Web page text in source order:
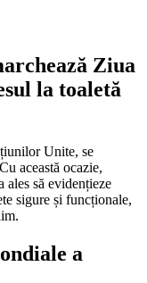
Ziua
la toaletă
Unite, se
această ocazie,
să evidențieze
sigure și funcționale,
a